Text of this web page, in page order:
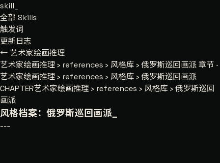
skill
全部 Skills
触发词
更新日志
← 艺术家绘画推理
艺术家绘画推理› references › 风格库› 俄罗斯巡回画派章节 ·
艺术家绘画推理 › references › 风格库 › 俄罗斯巡回画派
CHAPTER艺术家绘画推理 › references › 风格库 › 俄罗斯巡回
画派
风格档案：俄罗斯巡回画派
---